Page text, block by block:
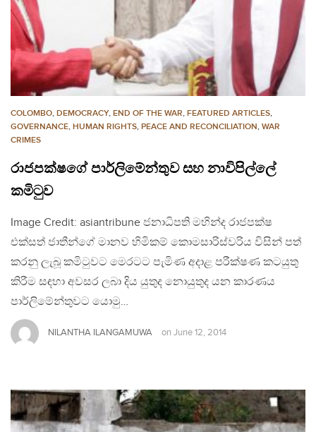
COLOMBO, DEMOCRACY, END OF THE WAR, FEATURED ARTICLES,
GOVERNANCE, HUMAN RIGHTS, PEACE AND RECONCILIATION, WAR
CRIMES
රාජපක්ෂගේ පාර්ලිමේන්තුව සහ නාවිපිල්ලේ
කමිටුව
Image Credit: asiantribune ජනාධිපති මහින්ද රාජපක්ෂ
එක්සත් ජාතීන්ගේ මානව හිමිකම් කොමසාරිස්වරිය විසින් පත්
කරනු ලැබූ කමිටුවට මෙරටට පැමිණ අදාළ පරීක්ෂණ කටයුතු
කිරීම සඳහා අවසර ලබා දිය යුතුද නොයුතුද යන කාරණය
පාර්ලිමේන්තුවට යොමු…
NILANTHA ILANGAMUWA on June 12, 2014